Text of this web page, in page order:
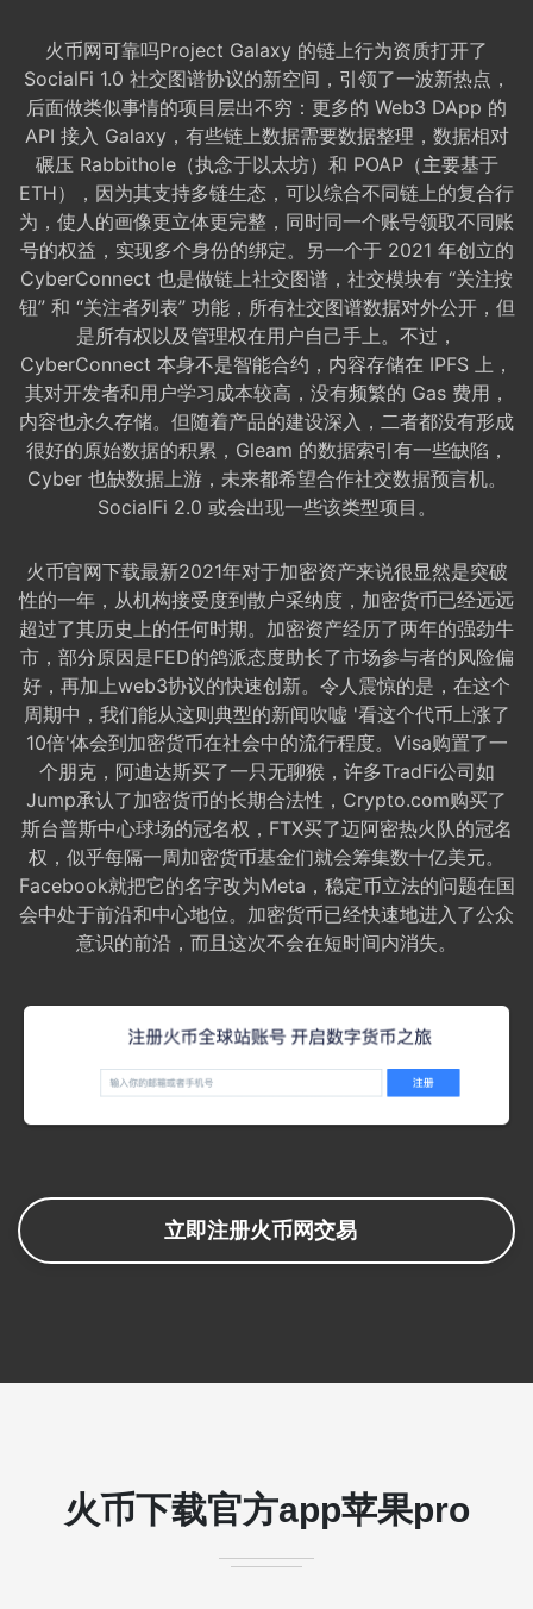
火币网可靠吗Project Galaxy 的链上行为资质打开了
SocialFi 1.0 社交图谱协议的新空间，引领了一波新热点，
后面做类似事情的项目层出不穷：更多的 Web3 DApp 的
API 接入 Galaxy，有些链上数据需要数据整理，数据相对
碾压 Rabbithole（执念于以太坊）和 POAP（主要基于
ETH），因为其支持多链生态，可以综合不同链上的复合行
为，使人的画像更立体更完整，同时同一个账号领取不同账
号的权益，实现多个身份的绑定。另一个于 2021 年创立的
CyberConnect 也是做链上社交图谱，社交模块有 “关注按
钮” 和 “关注者列表” 功能，所有社交图谱数据对外公开，但
是所有权以及管理权在用户自己手上。不过，
CyberConnect 本身不是智能合约，内容存储在 IPFS 上，
其对开发者和用户学习成本较高，没有频繁的 Gas 费用，
内容也永久存储。但随着产品的建设深入，二者都没有形成
很好的原始数据的积累，Gleam 的数据索引有一些缺陷，
Cyber 也缺数据上游，未来都希望合作社交数据预言机。
SocialFi 2.0 或会出现一些该类型项目。
火币官网下载最新2021年对于加密资产来说很显然是突破
性的一年，从机构接受度到散户采纳度，加密货币已经远远
超过了其历史上的任何时期。加密资产经历了两年的强劲牛
市，部分原因是FED的鸽派态度助长了市场参与者的风险偏
好，再加上web3协议的快速创新。令人震惊的是，在这个
周期中，我们能从这则典型的新闻吹嘘 '看这个代币上涨了
10倍'体会到加密货币在社会中的流行程度。Visa购置了一
个朋克，阿迪达斯买了一只无聊猴，许多TradFi公司如
Jump承认了加密货币的长期合法性，Crypto.com购买了
斯台普斯中心球场的冠名权，FTX买了迈阿密热火队的冠名
权，似乎每隔一周加密货币基金们就会筹集数十亿美元。
Facebook就把它的名字改为Meta，稳定币立法的问题在国
会中处于前沿和中心地位。加密货币已经快速地进入了公众
意识的前沿，而且这次不会在短时间内消失。
立即注册火币网交易
火币下载官方app苹果pro